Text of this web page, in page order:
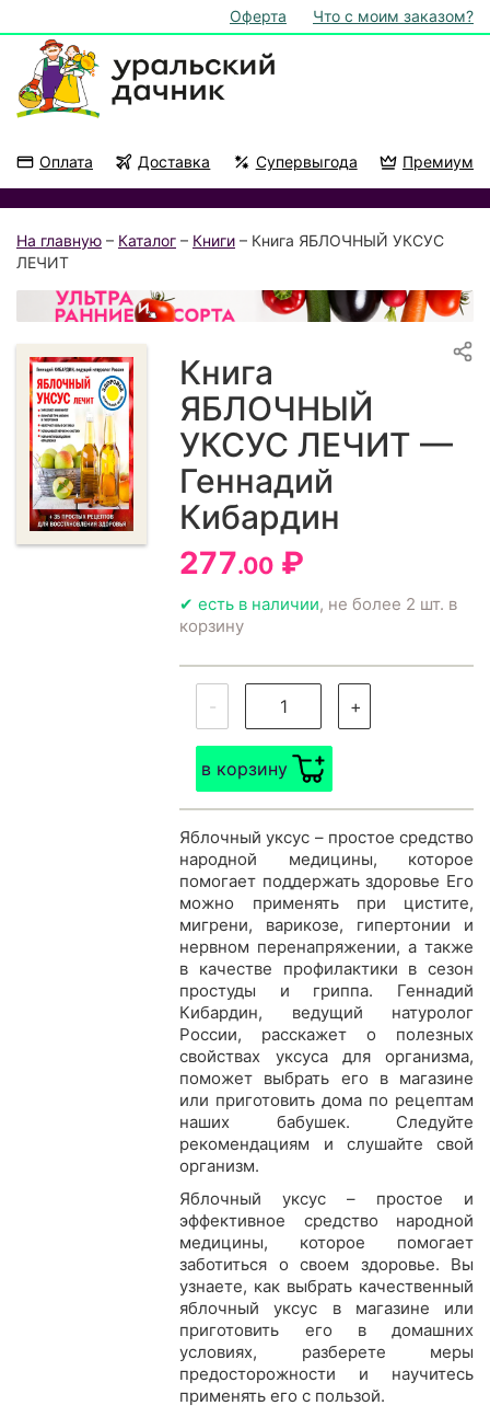
Оферта Что с моим заказом?
Оплата Доставка Супервыгода Премиум
На главную – Каталог – Книги – Книга ЯБЛОЧНЫЙ УКСУС
ЛЕЧИТ
Книга
ЯБЛОЧНЫЙ
УКСУС ЛЕЧИТ —
Геннадий
Кибардин
277.00 ₽
✔ есть в наличии, не более 2 шт. в
корзину
- +
в корзину
Яблочный уксус – простое средство
народной медицины, которое
помогает поддержать здоровье Его
можно применять при цистите,
мигрени, варикозе, гипертонии и
нервном перенапряжении, а также
в качестве профилактики в сезон
простуды и гриппа. Геннадий
Кибардин, ведущий натуролог
России, расскажет о полезных
свойствах уксуса для организма,
поможет выбрать его в магазине
или приготовить дома по рецептам
наших бабушек. Следуйте
рекомендациям и слушайте свой
организм.
Яблочный уксус – простое и
эффективное средство народной
медицины, которое помогает
заботиться о своем здоровье. Вы
узнаете, как выбрать качественный
яблочный уксус в магазине или
приготовить его в домашних
условиях, разберете меры
предосторожности и научитесь
применять его с пользой.